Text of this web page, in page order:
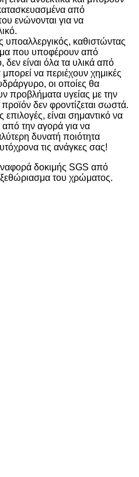
από
ενώνονται για να
υποαλλεργικός, καθιστώντας
που υποφέρουν από
είναι όλα τα υλικά από
να περιέχουν χημικές
οι οποίες θα
προβλήματα υγείας με την
δεν φροντίζεται σωστά.
είναι σημαντικό να
από την αγορά για να
δυνατή ποιότητα
τις ανάγκες σας!
δοκιμής SGS από
του χρώματος.